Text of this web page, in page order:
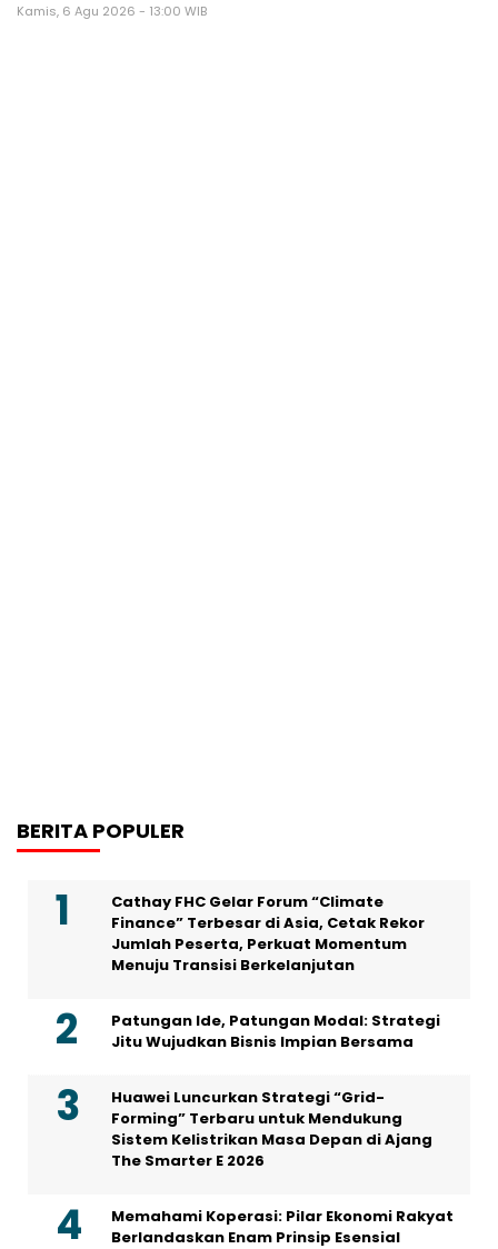
Kamis, 6 Agu 2026 - 13:00 WIB
BERITA POPULER
Cathay FHC Gelar Forum “Climate
Finance” Terbesar di Asia, Cetak Rekor
Jumlah Peserta, Perkuat Momentum
Menuju Transisi Berkelanjutan
Patungan Ide, Patungan Modal: Strategi
Jitu Wujudkan Bisnis Impian Bersama
Huawei Luncurkan Strategi “Grid-
Forming” Terbaru untuk Mendukung
Sistem Kelistrikan Masa Depan di Ajang
The Smarter E 2026
Memahami Koperasi: Pilar Ekonomi Rakyat
Berlandaskan Enam Prinsip Esensial